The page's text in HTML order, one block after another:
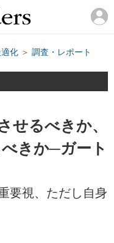
化 ＞ 調査・レポート
せるべきか、
きか─ガート
要視、ただし自身